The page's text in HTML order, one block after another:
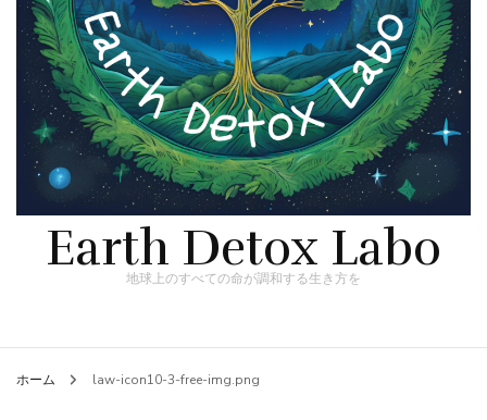
Earth Detox Labo
地球上のすべての命が調和する生き方を
ホーム law-icon10-3-free-img.png